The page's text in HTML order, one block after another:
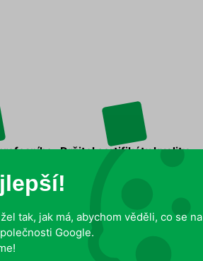
Držitel certifikátu kvality
ISO 9001:2015
tak, jak má, abychom věděli, co se na
Google.